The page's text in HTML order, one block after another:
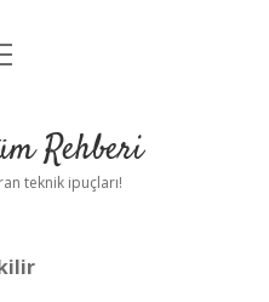
Rehberi
teknik ipuçları!